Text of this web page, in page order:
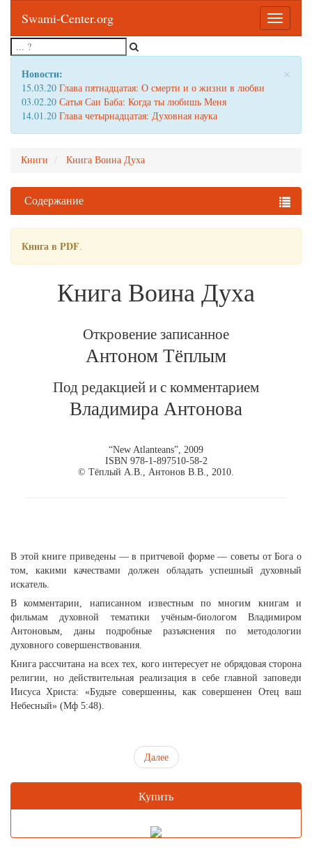
Toggle
Swami-Center.org
×
Новости:
15.03.20 Глава пятнадцатая: О смерти и о жизни в любви
03.02.20 Сатья Саи Баба: Когда ты любишь Меня
14.01.20 Глава четырнадцатая: Духовная наука
Книги Книга Воина Духа
Содержание
Книга в PDF.
Книга Воина Духа
Откровение записанное
Антоном Тёплым
Под редакцией и с комментарием
Владимира Антонова
“New Atlanteans”, 2009
ISBN 978-1-897510-58-2
© Тёплый А.В., Антонов В.В., 2010.
В этой книге приведены — в притчевой форме — советы от Бога о
том, какими качествами должен обладать успешный духовный
искатель.
В комментарии, написанном известным по многим книгам и
фильмам духовной тематики учёным-биологом Владимиром
Антоновым, даны подробные разъяснения по методологии
духовного совершенствования.
Книга рассчитана на всех тех, кого интересует не обрядовая сторона
религии, но действительная реализация в себе главной заповеди
Иисуса Христа: «Будьте совершенны, как совершенен Отец ваш
Небесный» (Мф 5:48).
Далее
Купить